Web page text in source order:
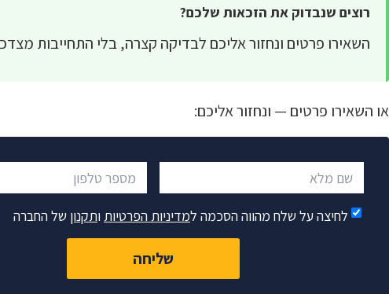
רוצים שנבדוק את הזכאות שלכם?
השאירו פרטים ונחזור אליכם לבדיקה קצרה, בלי התחייבות
או השאירו פרטים — ונחזור אליכם:
שם מלא מספר טלפון
לחיצה על שלח מהווה הסכמה למדיניות הפרטיות ותקנון של החברה
שליחה